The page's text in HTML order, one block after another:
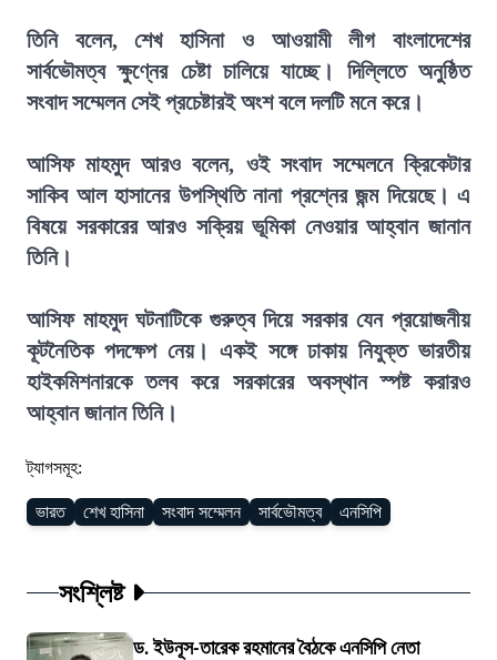
তিনি বলেন, শেখ হাসিনা ও আওয়ামী লীগ বাংলাদেশের
সার্বভৌমত্ব ক্ষুণ্নের চেষ্টা চালিয়ে যাচ্ছে। দিল্লিতে অনুষ্ঠিত
সংবাদ সম্মেলন সেই প্রচেষ্টারই অংশ বলে দলটি মনে করে।
আসিফ মাহমুদ আরও বলেন, ওই সংবাদ সম্মেলনে ক্রিকেটার
সাকিব আল হাসানের উপস্থিতি নানা প্রশ্নের জন্ম দিয়েছে। এ
বিষয়ে সরকারের আরও সক্রিয় ভূমিকা নেওয়ার আহ্বান জানান
তিনি।
আসিফ মাহমুদ ঘটনাটিকে গুরুত্ব দিয়ে সরকার যেন প্রয়োজনীয়
কূটনৈতিক পদক্ষেপ নেয়। একই সঙ্গে ঢাকায় নিযুক্ত ভারতীয়
হাইকমিশনারকে তলব করে সরকারের অবস্থান স্পষ্ট করারও
আহ্বান জানান তিনি।
ট্যাগসমূহ:
ভারত শেখ হাসিনা সংবাদ সম্মেলন সার্বভৌমত্ব এনসিপি
সংশ্লিষ্ট
ড. ইউনূস-তারেক রহমানের বৈঠকে এনসিপি নেতা